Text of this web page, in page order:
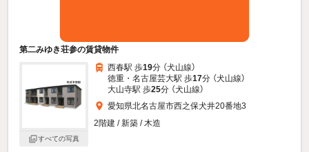
第二みゆき荘参の賃貸物件
すべての写真
西春駅 歩19分 （犬山線）
徳重・名古屋芸大駅 歩17分 （犬山線）
大山寺駅 歩25分 （犬山線）
愛知県北名古屋市西之保犬井20番地3
2階建 / 新築 / 木造